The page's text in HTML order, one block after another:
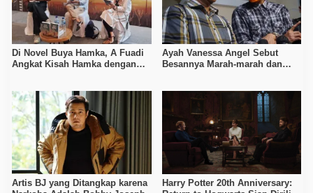
Di Novel Buya Hamka, A Fuadi
Angkat Kisah Hamka dengan
Ayah Vanessa Angel Sebut
Besannya Marah-marah dan
Artis BJ yang Ditangkap karena
Harry Potter 20th Anniversary: